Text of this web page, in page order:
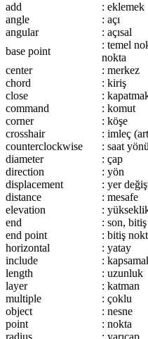
add
: eklemek
angle
: açı
angular
: açısal
base point
: temel
nokta
center
: merkez
chord
: kiriş
close
:
command
: komut
corner
: köşe
crosshair
: imleç
counterclockwise
: saat
diameter
: çap
direction
: yön
displacement
: yer
distance
: mesafe
elevation
:
end
: son, bitiş
end point
: bitiş
horizontal
: yatay
include
:
length
: uzunluk
layer
: katman
multiple
: çoklu
object
: nesne
point
: nokta
radius
: yarıçap